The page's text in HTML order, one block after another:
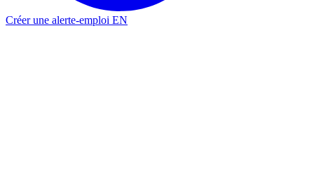
Créer une alerte-emploi EN